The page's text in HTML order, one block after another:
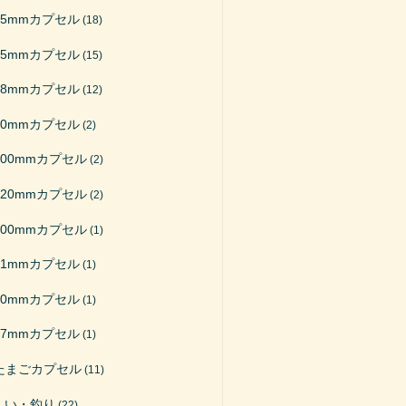
カプセル (18)
カプセル (15)
カプセル (12)
カプセル (2)
カプセル (2)
カプセル (2)
カプセル (1)
カプセル (1)
カプセル (1)
カプセル (1)
まごカプセル (11)